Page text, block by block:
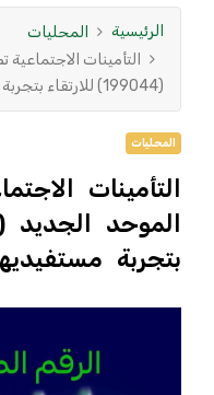
الرئيسية
المحليات
التأمينات
(199044) للارتقاء بتجربة مستفيديها
المحليات
التأمينات
بتجربة